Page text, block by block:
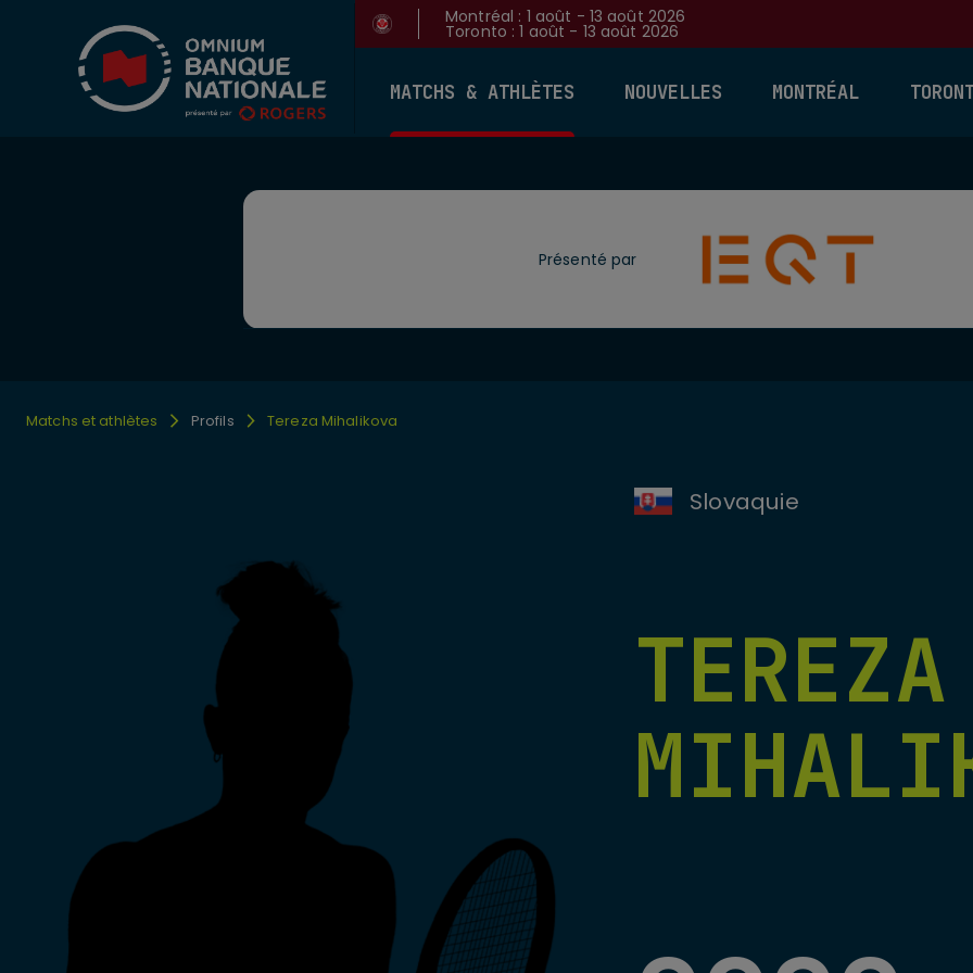
Montréal : 1 août - 13 août 2026
Toronto : 1 août - 13 août 2026
MATCHS & ATHLÈTES NOUVELLES MONTRÉAL
Présenté par
Matchs et athlètes Profils Tereza Mihalikova
Slovaquie
TEREZA